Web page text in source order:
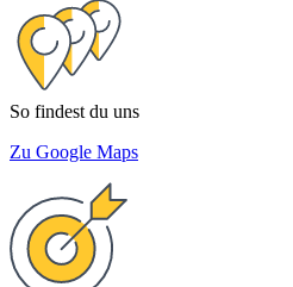
So findest du uns
Zu Google Maps